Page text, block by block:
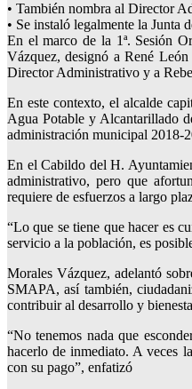
• También nombra al Director
• Se instaló legalmente la
En el marco de la 1ª. Sesión
Vázquez, designó a René
Director Administrativo y a
En este contexto, el alcalde
Agua Potable y Alcantarillado
administración municipal 2018-
En el Cabildo del H.
administrativo, pero que
requiere de esfuerzos a largo
“Lo que se tiene que hacer es
servicio a la población, es
Morales Vázquez, adelantó
SMAPA, así también,
contribuir al desarrollo y
“No tenemos nada que
hacerlo de inmediato. A veces
con su pago”, enfatizó